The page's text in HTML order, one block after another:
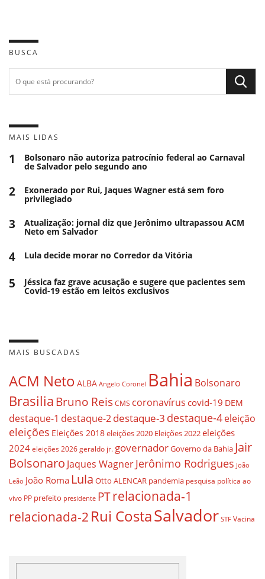
BUSCA
MAIS LIDAS
1 Bolsonaro não autoriza patrocínio federal ao Carnaval
de Salvador pelo segundo ano
2 Exonerado por Rui, Jaques Wagner está sem foro
privilegiado
3 Atualização: jornal diz que Jerônimo ultrapassou ACM
Neto em Salvador
4 Lula decide morar no Corredor da Vitória
5 Jéssica faz grave acusação e sugere que pacientes sem
Covid-19 estão em leitos exclusivos
MAIS BUSCADAS
ACM Neto ALBA Angelo Coronel Bahia Bolsonaro
BrasiliaBruno ReisCMS coronavírus covid-19 DEM
destaque-1 destaque-2destaque-3 destaque-4eleição
eleições Eleições 2018eleições 2020 Eleições 2022eleições
2024 eleições 2026 geraldo jr. governadorGoverno da Bahia Jair
Bolsonaro Jaques WagnerJerônimo Rodrigues João
Leão João Roma Lula Otto ALENCAR pandemia pesquisa política ao
vivo PP prefeito presidente PTrelacionada-1
relacionada-2 Rui CostaSalvador STF Vacina